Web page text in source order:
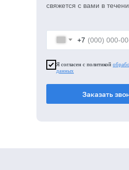
+7
Я согласен с политикой
данных
Заказать
свяжется с вами в